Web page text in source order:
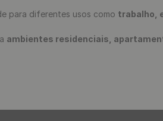
para diferentes usos como trabalho,
ambientes residenciais,